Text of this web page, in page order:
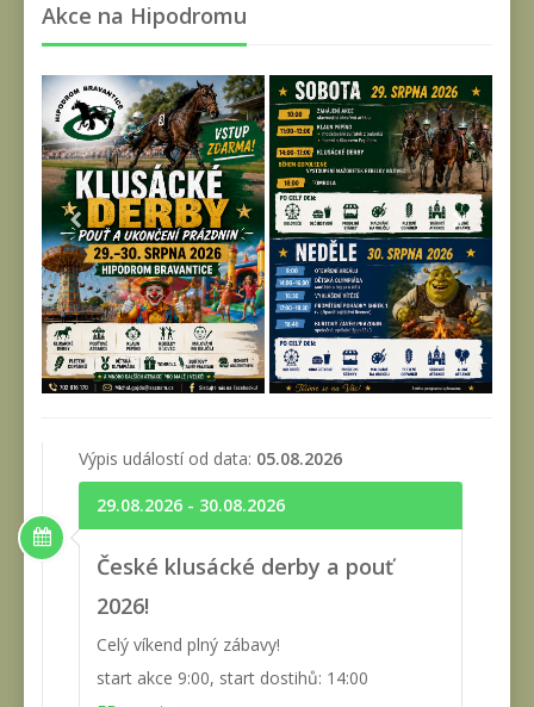
Akce na Hipodromu
Výpis událostí od data: 05.08.2026
29.08.2026 - 30.08.2026
České klusácké derby a pouť
2026!
Celý víkend plný zábavy!
start akce 9:00, start dostihů: 14:00